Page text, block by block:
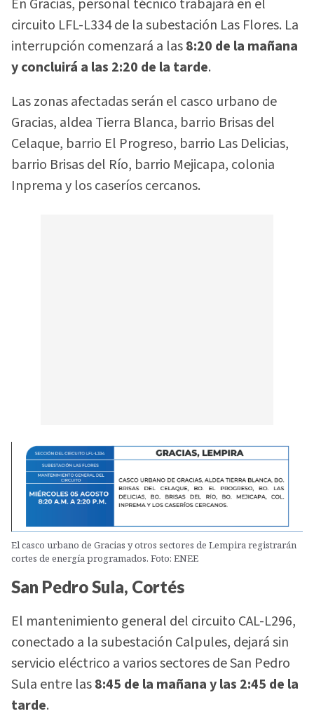
En Gracias, personal técnico trabajará en el
circuito LFL-L334 de la subestación Las Flores. La
interrupción comenzará a las8:20 de la mañana
y concluirá a las 2:20 de la tarde.
Las zonas afectadas serán el casco urbano de
Gracias, aldea Tierra Blanca, barrio Brisas del
Celaque, barrio El Progreso, barrio Las Delicias,
barrio Brisas del Río, barrio Mejicapa, colonia
Inprema y los caseríos cercanos.
El casco urbano de Gracias y otros sectores de Lempira registrarán
cortes de energía programados. Foto: ENEE
San Pedro Sula, Cortés
El mantenimiento general del circuito CAL-L296,
conectado a la subestación Calpules, dejará sin
servicio eléctrico a varios sectores de San Pedro
Sula entre las8:45 de la mañana y las 2:45 de la
tarde.